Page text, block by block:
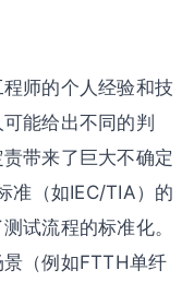
师的个人经验和技
能给出不同的判
带来了巨大不确定
准（如IEC/TIA）的
试流程的标准化。
（例如FTTH单纤